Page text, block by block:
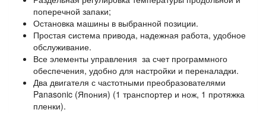
поперечной запаки;
Остановка машины в выбранной позиции.
Простая система привода, надежная работа, удобное
обслуживание.
Все элементы управления за счет программного
обеспечения, удобно для настройки и переналадки.
Два двигателя с частотными преобразователями
Panasonic (Япония) (1 транспортер и нож, 1 протяжка
пленки).